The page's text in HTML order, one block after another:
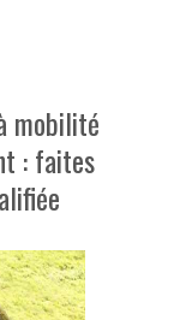
mobilité
: faites